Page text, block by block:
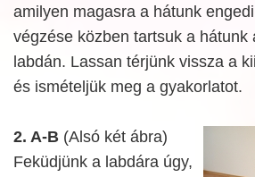
amilyen magasra a hátunk
végzése közben tartsuk a hátunk
labdán. Lassan térjünk vissza a
és ismételjük meg a gyakorlatot.
2. A-B (Alsó két ábra)
Feküdjünk a labdára úgy,